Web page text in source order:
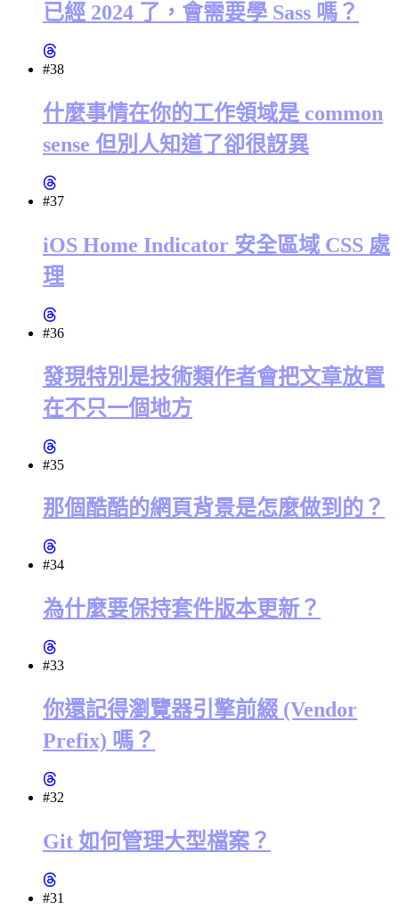
已經 2024 了，會需要學 Sass 嗎？
#38
什麼事情在你的工作領域是 common
sense 但別人知道了卻很訝異
#37
iOS Home Indicator 安全區域 CSS 處
理
#36
發現特別是技術類作者會把文章放置
在不只一個地方
#35
那個酷酷的網頁背景是怎麼做到的？
#34
為什麼要保持套件版本更新？
#33
你還記得瀏覽器引擎前綴 (Vendor
Prefix) 嗎？
#32
Git 如何管理大型檔案？
#31